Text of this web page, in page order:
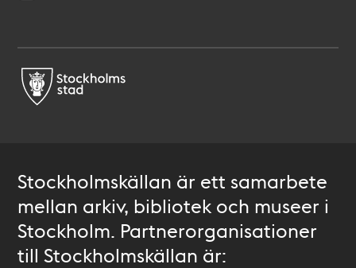
Stockholmskällan är ett samarbete
mellan arkiv, bibliotek och museer i
Stockholm. Partnerorganisationer
till Stockholmskällan är: